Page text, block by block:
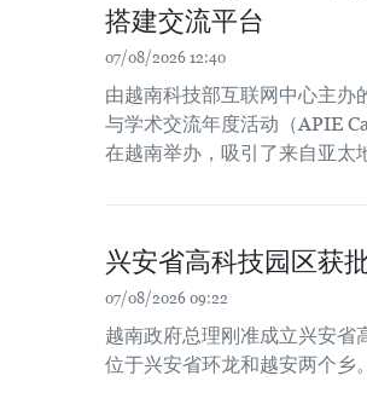
搭建交流平台
07/08/2026 12:40
由越南科技部互联网中心主
与学术交流年度活动（APIE
在越南举办，吸引了来自亚太
兴安省高科技园区获
07/08/2026 09:22
越南政府总理刚准成立兴安省
位于兴安省环龙和越安两个乡。